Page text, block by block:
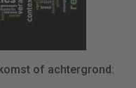
of achtergrond: